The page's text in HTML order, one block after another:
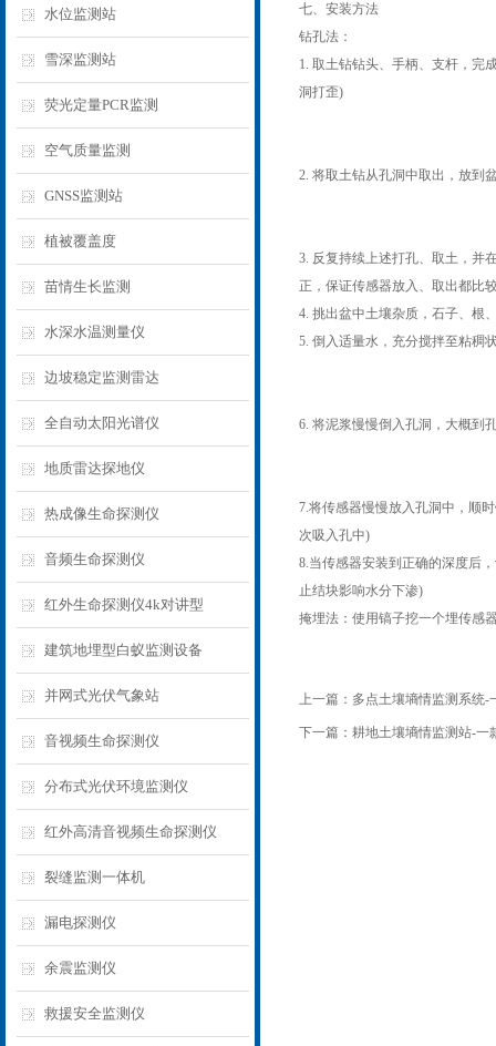
水位监测站
雪深监测站
荧光定量PCR监测
空气质量监测
GNSS监测站
植被覆盖度
苗情生长监测
水深水温测量仪
边坡稳定监测雷达
全自动太阳光谱仪
地质雷达探地仪
热成像生命探测仪
音频生命探测仪
红外生命探测仪4k对讲型
建筑地埋型白蚁监测设备
并网式光伏气象站
音视频生命探测仪
分布式光伏环境监测仪
红外高清音视频生命探测仪
裂缝监测一体机
漏电探测仪
余震监测仪
救援安全监测仪
七、安装方法
钻孔法：
1. 取土钻钻头、手柄、支杆，完
洞打歪)
2. 将取土钻从孔洞中取出，放到
3. 反复持续上述打孔、取土，并
正，保证传感器放入、取出都比
4. 挑出盆中土壤杂质，石子、根
5. 倒入适量水，充分搅拌至粘稠
6. 将泥浆慢慢倒入孔洞，大概到
7.将传感器慢慢放入孔洞中，顺
次吸入孔中)
8.当传感器安装到正确的深度后
止结块影响水分下渗)
掩埋法：使用镐子挖一个埋传感
上一篇： 多点土壤墒情监测系统-
下一篇： 耕地土壤墒情监测站-一